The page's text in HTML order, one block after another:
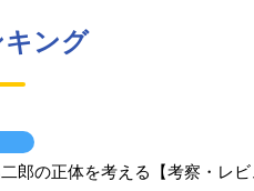
キング
郎の正体を考える【考察・レビ